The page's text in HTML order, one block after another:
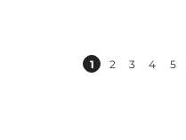
1 2 3 4 5